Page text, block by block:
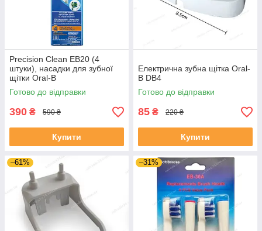
Precision Clean EB20 (4
штуки), насадки для зубної
щітки Oral-B
Готово до відправки
390 ₴ 590 ₴
Купити
Електрична зубна щітка Oral-
B DB4
Готово до відправки
85 ₴ 220 ₴
Купити
–61% –31%